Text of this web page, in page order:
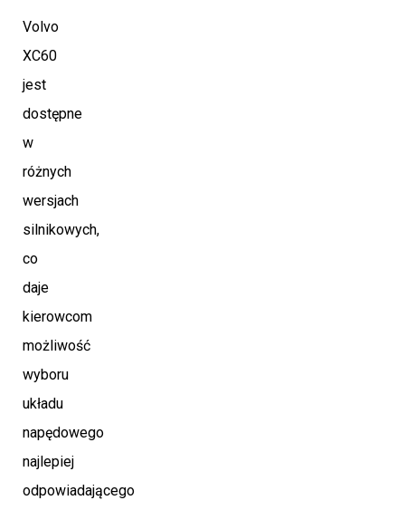
Volvo
XC60
jest
dostępne
w
różnych
wersjach
silnikowych,
co
daje
kierowcom
możliwość
wyboru
układu
napędowego
najlepiej
odpowiadającego